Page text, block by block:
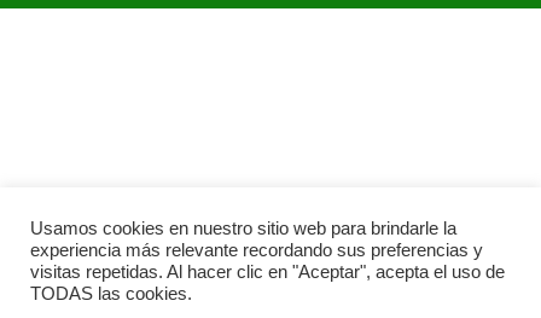
Usamos cookies en nuestro sitio web para brindarle la
experiencia más relevante recordando sus preferencias y
visitas repetidas. Al hacer clic en "Aceptar", acepta el uso de
TODAS las cookies.